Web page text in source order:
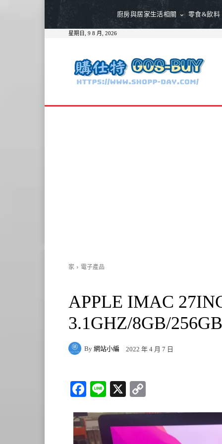
廚房與居家生活相關 零食&飲料
星期日, 9 8 月, 2026
家 電子產品
APPLE IMAC
3.1GHZ/8GB/
By 網站小編 2022 年 4 月 7 日
Fa
bo
ok
Li
X
y
Li